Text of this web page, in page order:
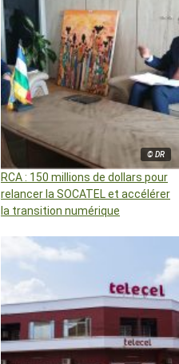
© DR
RCA : 150 millions de dollars pour
relancer la SOCATEL et accélérer
la transition numérique